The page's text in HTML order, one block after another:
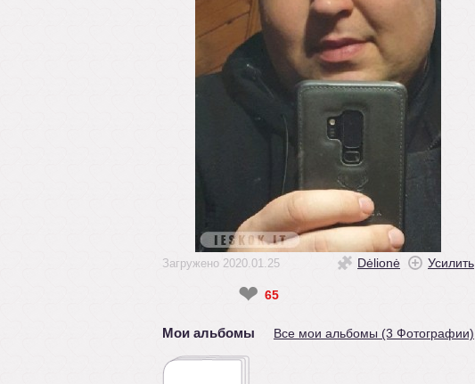
Загружено 2020.01.25 Dėlionė Усилить
❤ 65
Мои альбомы Все мои альбомы (3 Фотографии)